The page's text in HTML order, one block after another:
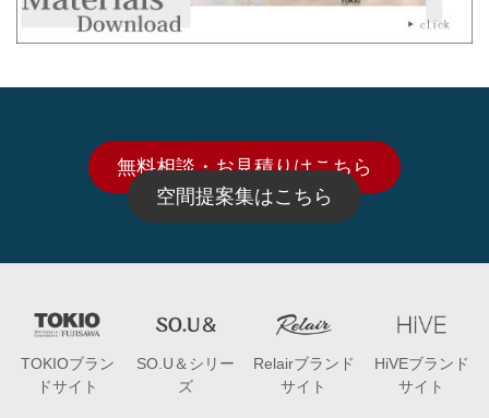
無料相談・お見積りはこちら
空間提案集はこちら
TOKIOブラン
ドサイト
SO.U＆シリー
ズ
Relairブランド
サイト
HiVEブランド
サイト